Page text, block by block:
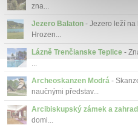
zna...
Jezero Balaton - Jezero leží na
Hrozen...
Lázně Trenčianske Teplice -
...
Archeoskanzen Modrá -
naučnými představ...
Arcibiskupský zámek a
domi...